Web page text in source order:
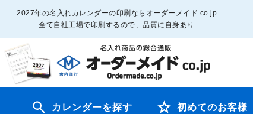
2027年の名入れカレンダーの印刷ならオーダーメイド.co.jp
全て自社工場で印刷するので、品質に自身あり
カレンダーを探す 初めてのお客様